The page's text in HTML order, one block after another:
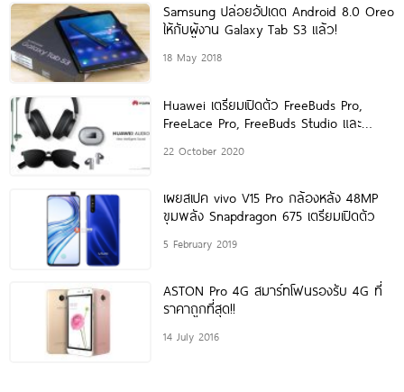
Samsung ปล่อยอัปเดต Android 8.0 Oreo
ให้กับผู้งาน Galaxy Tab S3 แล้ว!
18 May 2018
Huawei เตรียมเปิดตัว FreeBuds Pro,
FreeLace Pro, FreeBuds Studio และ
22 October 2020
เผยสเปค vivo V15 Pro กล้องหลัง 48MP
ขุมพลัง Snapdragon 675 เตรียมเปิดตัว
5 February 2019
ASTON Pro 4G สมาร์ทโฟนรองรับ 4G ที่
ราคาถูกที่สุด!!
14 July 2016